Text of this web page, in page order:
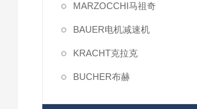
MARZOCCHI马祖奇
BAUER电机减速机
KRACHT克拉克
BUCHER布赫